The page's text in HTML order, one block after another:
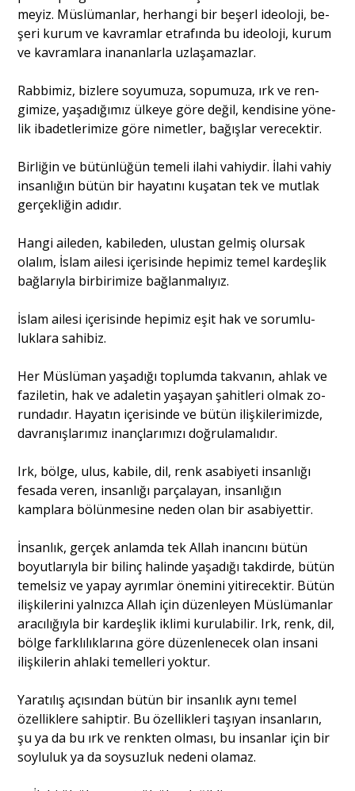
meyiz. Müslümanlar, herhangi bir beşerl ideoloji, be­
şeri kurum ve kavramlar etrafında bu ideoloji, kurum
ve kavramlara inananlarla uzlaşamazlar.
Rabbimiz, bizlere soyumuza, sopumuza, ırk ve ren­
gimize, yaşadığımız ülkeye göre değil, kendisine yöne­
lik ibadetlerimize göre nimetler, bağışlar verecektir.
Birliğin ve bütünlüğün temeli ilahi vahiydir. İlahi vahiy
insanlığın bütün bir hayatını kuşatan tek ve mut­lak
gerçekliğin adıdır.
Hangi aileden, kabileden, ulustan gelmiş olursak
olalım, İslam ailesi içerisinde hepimiz temel kardeşlik
bağlarıyla birbirimize bağlanmalıyız.
İslam ailesi içerisinde hepimiz eşit hak ve sorumlu­
luklara sahibiz.
Her Müslüman yaşadığı toplumda takvanın, ahlak ve
faziletin, hak ve adaletin yaşayan şahitleri olmak zo­
rundadır. Hayatın içerisinde ve bütün ilişkilerimizde,
davranışlarımız inançlarımızı doğrulamalıdır.
Irk, bölge, ulus, kabile, dil, renk asabiyeti insanlığı
fesada veren, insanlığı parçalayan, insanlığın
kamplara bölünmesine neden olan bir asabiyettir.
İnsanlık, gerçek anlamda tek Allah inancını bütün
boyutlarıyla bir bilinç halinde yaşadığı takdirde, bütün
temelsiz ve yapay ayrımlar önemini yitirecektir. Bütün
ilişkilerini yalnızca Allah için düzenleyen Müslüman­lar
aracılığıyla bir kardeşlik iklimi kurulabilir. Irk, renk, dil,
bölge farklılıklarına göre düzenlenecek olan insani
ilişkilerin ahlaki temelleri yoktur.
Yaratılış açısından bütün bir insanlık aynı temel
özelliklere sahiptir. Bu özellikleri taşıyan insanların,
şu ya da bu ırk ve renkten olması, bu insanlar için bir
soy­luluk ya da soysuzluk nedeni olamaz.